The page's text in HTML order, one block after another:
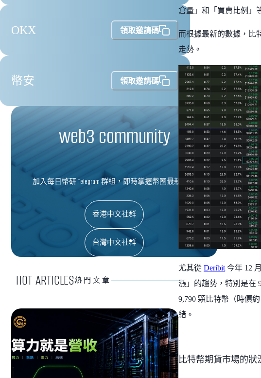
OKX 領取邀請碼
幣安 領取邀請碼
web3 community
加入每日幣研 Telegram 群組，即時掌握幣圈最新資訊
香港中文社群
台灣中文社群
HOT ARTICLES熱門文章
倉量」和「買賣比例」
而根據最新的數據，比
走勢。
尤其從 Deribit 今年 12
漲」的趨勢，特別是在
9,790 顆比特幣（時價
緒。
比特幣期貨市場的狀